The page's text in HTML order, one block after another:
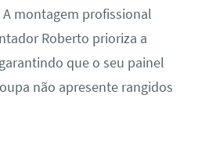
montagem profissional
Roberto prioriza a
que o seu painel
não apresente rangidos